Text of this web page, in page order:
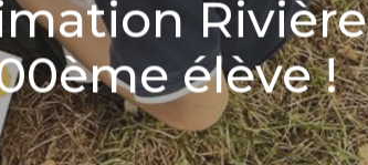
Rivière
élève !